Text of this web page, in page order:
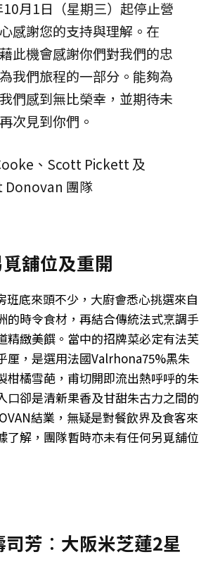
月1日（星期三）起停止營
感謝您的支持與理解。在
此機會感謝你們對我們的忠
我們旅程的一部分。能夠為
們感到無比榮幸，並期待未
次見到你們。
、Scott Pickett 及
Donovan 團隊
舖位及重開
班底來頭不少，大廚會悉心挑選來自
的時令食材，再結合傳統法式烹調手
精緻美饌。當中的招牌菜必定有法芙
厘，是選用法國Valrhona75%黑朱
柑橘雪葩，甫切開即流出熱呼呼的朱
口卻是清新果香及甘甜朱古力之間的
結業，無疑是對餐飲界及食客來
了解，團隊暫時亦未有任何另覓舖位
芳︰大阪米芝蓮2星